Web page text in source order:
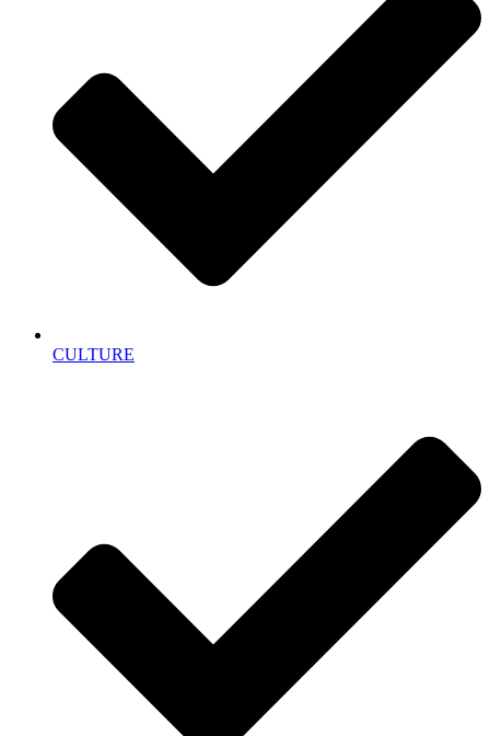
CULTURE